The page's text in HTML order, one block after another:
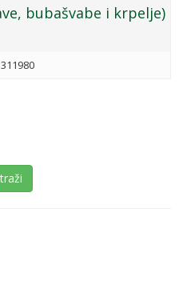
bubašvabe i krpelje)